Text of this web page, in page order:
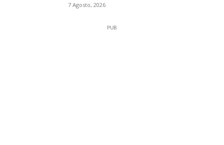
7 Agosto, 2026
PUB